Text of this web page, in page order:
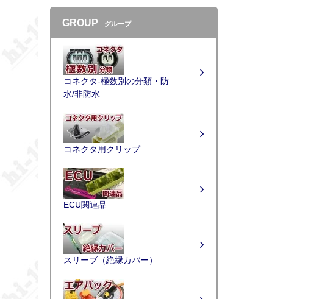
GROUP グループ
コネクタ-極数別の分類・防
水/非防水
コネクタ用クリップ
ECU関連品
スリーブ（絶縁カバー）